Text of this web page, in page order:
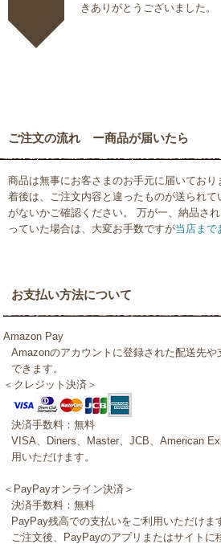
きありがとうございました。
ご注文の流れ ー商品が届いたら
商品は無事にお客さまのお手元に届いてお
着後は、ご注文内容と違ったものが送られ
がないかご確認ください。 万が一、納品さ
っていた場合は、大変お手数ですが当店まで
お支払い方法について
Amazon Pay
Amazonのアカウントに登録された配送先
できます。
＜クレジット決済＞
決済手数料：無料
VISA、Diners、Master、JCB、American
用いただけます。
＜PayPayオンライン決済＞
決済手数料：無料
PayPay残高での支払いをご利用いただけま
ご注文後、PayPayのアプリまたはサイトに